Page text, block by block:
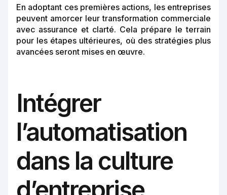
En adoptant ces premières actions, les entreprises
peuvent amorcer leur transformation commerciale
avec assurance et clarté. Cela prépare le terrain
pour les étapes ultérieures, où des stratégies plus
avancées seront mises en œuvre.
Intégrer
l’automatisation
dans la culture